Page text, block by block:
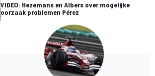
VIDEO: Hezemans en Albers over mogelijke
oorzaak problemen Pérez